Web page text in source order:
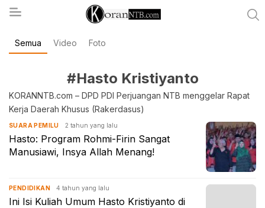
koranntb.com
Semua Video Foto
#Hasto Kristiyanto
KORANNTB.com – DPD PDI Perjuangan NTB menggelar Rapat
Kerja Daerah Khusus (Rakerdasus)
SUARA PEMILU 2 tahun yang lalu
Hasto: Program Rohmi-Firin Sangat
Manusiawi, Insya Allah Menang!
PENDIDIKAN 4 tahun yang lalu
Ini Isi Kuliah Umum Hasto Kristiyanto di